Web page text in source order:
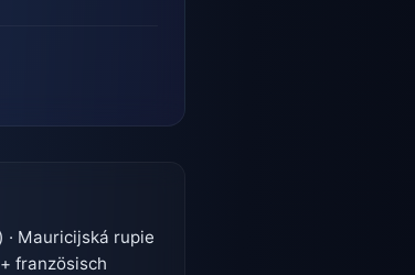
Mauricijská rupie
französisch